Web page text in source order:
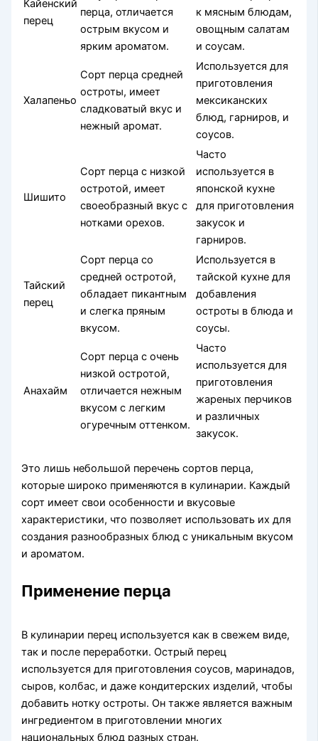
Кайенский
перец
перца, отличается
острым вкусом и
ярким ароматом.
к мясным блюдам,
овощным салатам
и соусам.
Халапеньо
Сорт перца средней
остроты, имеет
сладковатый вкус и
нежный аромат.
Используется для
приготовления
мексиканских
блюд, гарниров, и
соусов.
Шишито
Сорт перца с низкой
остротой, имеет
своеобразный вкус с
нотками орехов.
Часто
используется в
японской кухне
для приготовления
закусок и
гарниров.
Тайский
перец
Сорт перца со
средней остротой,
обладает пикантным
и слегка пряным
вкусом.
Используется в
тайской кухне для
добавления
остроты в блюда и
соусы.
Анахайм
Сорт перца с очень
низкой остротой,
отличается нежным
вкусом с легким
огуречным оттенком.
Часто
используется для
приготовления
жареных перчиков
и различных
закусок.
Это лишь небольшой перечень сортов перца,
которые широко применяются в кулинарии. Каждый
сорт имеет свои особенности и вкусовые
характеристики, что позволяет использовать их для
создания разнообразных блюд с уникальным вкусом
и ароматом.
Применение перца
В кулинарии перец используется как в свежем виде,
так и после переработки. Острый перец
используется для приготовления соусов, маринадов,
сыров, колбас, и даже кондитерских изделий, чтобы
добавить нотку остроты. Он также является важным
ингредиентом в приготовлении многих
национальных блюд разных стран.